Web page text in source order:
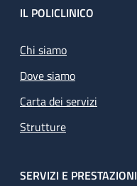
Footer
IL POLICLINICO
Chi siamo
Dove siamo
Carta dei servizi
Strutture
SERVIZI E PRESTAZIONI